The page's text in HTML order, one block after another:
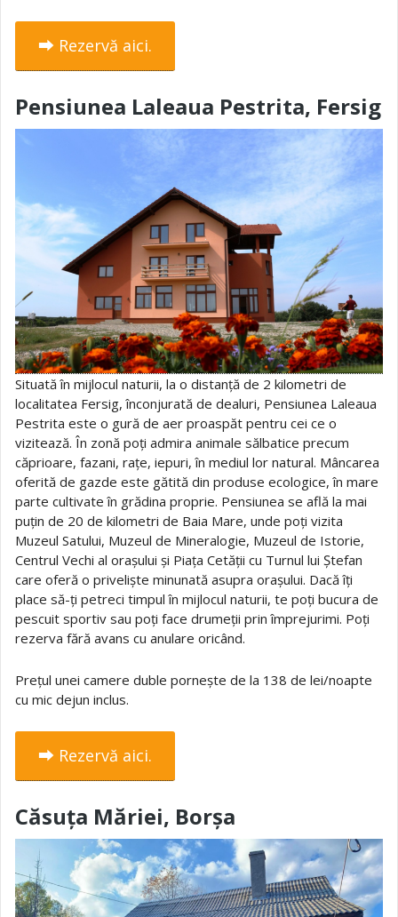
⮕ Rezervă aici.
Pensiunea Laleaua Pestrita, Fersig
Situată în mijlocul naturii, la o distanță de 2 kilometri de
localitatea Fersig, înconjurată de dealuri, Pensiunea Laleaua
Pestrita este o gură de aer proaspăt pentru cei ce o
vizitează. În zonă poți admira animale sălbatice precum
căprioare, fazani, rațe, iepuri, în mediul lor natural. Mâncarea
oferită de gazde este gătită din produse ecologice, în mare
parte cultivate în grădina proprie. Pensiunea se află la mai
puțin de 20 de kilometri de Baia Mare, unde poți vizita
Muzeul Satului, Muzeul de Mineralogie, Muzeul de Istorie,
Centrul Vechi al orașului și Piața Cetății cu Turnul lui Ștefan
care oferă o priveliște minunată asupra orașului. Dacă îți
place să-ți petreci timpul în mijlocul naturii, te poți bucura de
pescuit sportiv sau poți face drumeții prin împrejurimi. Poți
rezerva fără avans cu anulare oricând.
Prețul unei camere duble pornește de la 138 de lei/noapte
cu mic dejun inclus.
⮕ Rezervă aici.
Căsuța Măriei, Borșa